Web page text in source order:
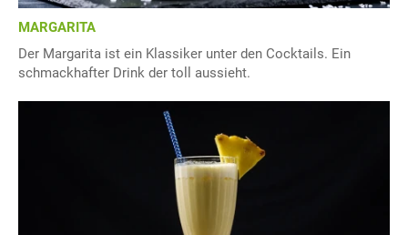
MARGARITA
Der Margarita ist ein Klassiker unter den Cocktails. Ein
schmackhafter Drink der toll aussieht.